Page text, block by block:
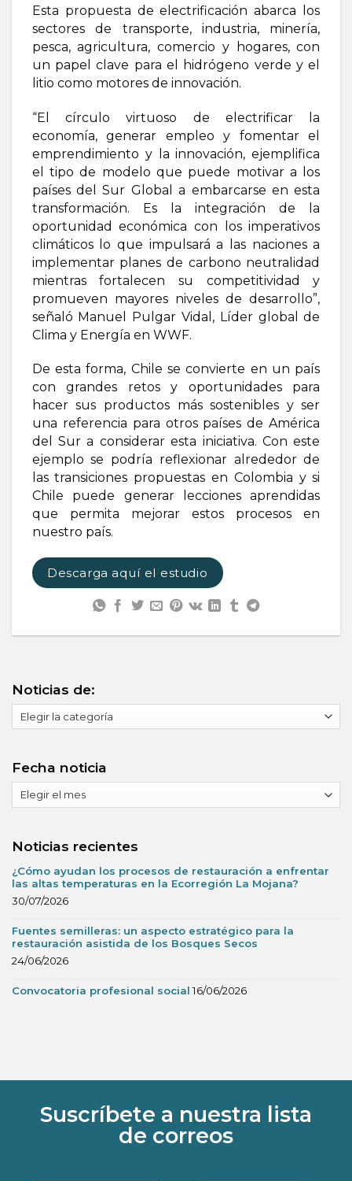
Esta propuesta de electrificación abarca los
sectores de transporte, industria, minería,
pesca, agricultura, comercio y hogares, con
un papel clave para el hidrógeno verde y el
litio como motores de innovación.
“El círculo virtuoso de electrificar la
economía, generar empleo y fomentar el
emprendimiento y la innovación, ejemplifica
el tipo de modelo que puede motivar a los
países del Sur Global a embarcarse en esta
transformación. Es la integración de la
oportunidad económica con los imperativos
climáticos lo que impulsará a las naciones a
implementar planes de carbono neutralidad
mientras fortalecen su competitividad y
promueven mayores niveles de desarrollo”,
señaló Manuel Pulgar Vidal, Líder global de
Clima y Energía en WWF.
De esta forma, Chile se convierte en un país
con grandes retos y oportunidades para
hacer sus productos más sostenibles y ser
una referencia para otros países de América
del Sur a considerar esta iniciativa. Con este
ejemplo se podría reflexionar alrededor de
las transiciones propuestas en Colombia y si
Chile puede generar lecciones aprendidas
que permita mejorar estos procesos en
nuestro país.
Descarga aquí el estudio
Noticias de:
de:
Fecha noticia
noticia
Noticias recientes
¿Cómo ayudan los procesos de restauración a enfrentar
las altas temperaturas en la Ecorregión La Mojana?
30/07/2026
Fuentes semilleras: un aspecto estratégico para la
restauración asistida de los Bosques Secos
24/06/2026
Convocatoria profesional social 16/06/2026
Suscríbete a nuestra lista
de correos